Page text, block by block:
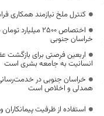
کنترل ملخ نیازمند همکاری
اختصاص 2500
خراسان جنوبی
اربعین فرصتی برای
انسانیت به جامعه بشری است
خراسان جنوبی در خدمت‌رسانی
همدلی و اخلاص است
استفاده از ظرفیت